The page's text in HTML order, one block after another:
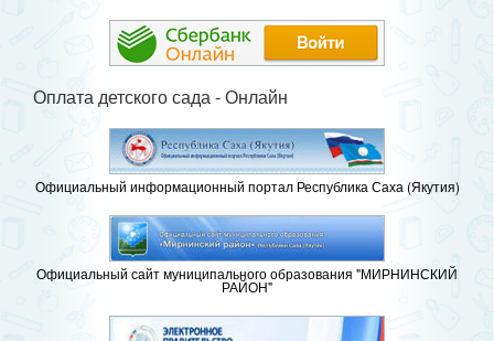
Оплата детского сада - Онлайн
Официальный информационный портал Республика Саха (Якутия)
Официальный сайт муниципального образования "МИРНИНСКИЙ
РАЙОН"